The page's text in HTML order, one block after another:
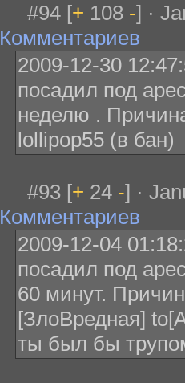
#94 [+ 108 -] ·
Комментариев
2009-12-30
посадил под
неделю .
lollipop55 (в бан)
#93 [+ 24 -] ·
Комментариев
2009-12-04
посадил под
60 минут.
[ЗлоВредная]
ты был бы